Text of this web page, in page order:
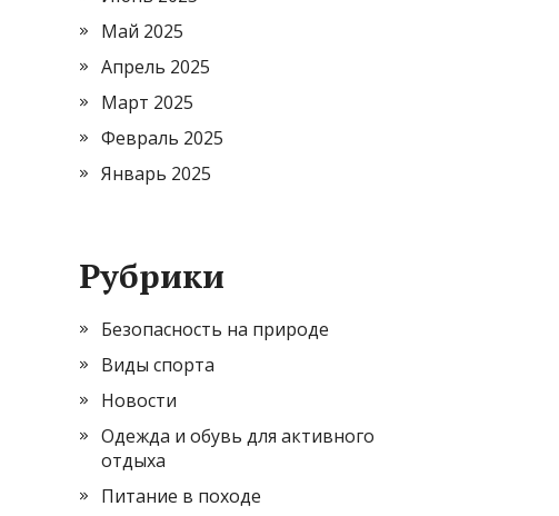
Май 2025
Апрель 2025
Март 2025
Февраль 2025
Январь 2025
Рубрики
Безопасность на природе
Виды спорта
Новости
Одежда и обувь для активного
отдыха
Питание в походе